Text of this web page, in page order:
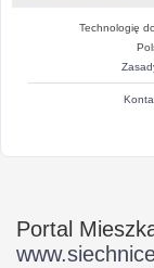
Technologię
Portal